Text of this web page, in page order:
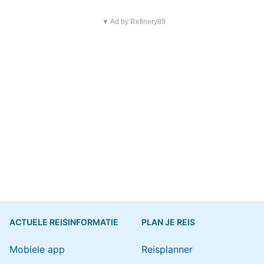
▼ Ad by Refinery89
ACTUELE REISINFORMATIE
Mobiele app
PLAN JE REIS
Reisplanner